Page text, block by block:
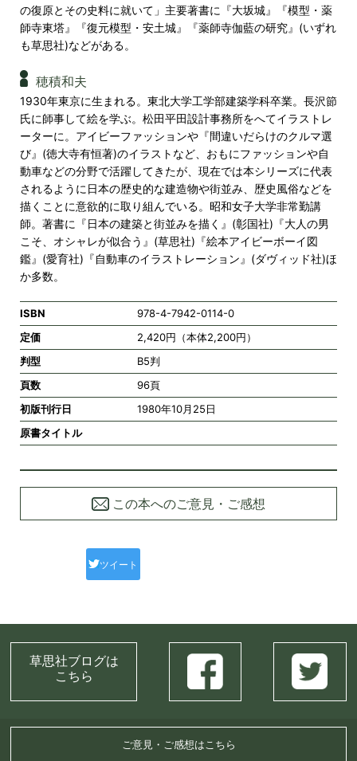
の復原とその史料に就いて」主要著書に『大坂城』『模型・薬
師寺東塔』『復元模型・安土城』『薬師寺伽藍の研究』(いずれ
も草思社)などがある。
穂積和夫
1930年東京に生まれる。東北大学工学部建築学科卒業。長沢節
氏に師事して絵を学ぶ。松田平田設計事務所をへてイラストレ
ーターに。アイビーファッションや『間違いだらけのクルマ選
び』(徳大寺有恒著)のイラストなど、おもにファッションや自
動車などの分野で活躍してきたが、現在では本シリーズに代表
されるように日本の歴史的な建造物や街並み、歴史風俗などを
描くことに意欲的に取り組んでいる。昭和女子大学非常勤講
師。著書に『日本の建築と街並みを描く』(彰国社)『大人の男
こそ、オシャレが似合う』(草思社)『絵本アイビーボーイ図
鑑』(愛育社)『自動車のイラストレーション』(ダヴィッド社)ほ
か多数。
ISBN
978-4-7942-0114-0
定価
2,420円（本体2,200円）
判型
B5判
頁数
96頁
初版刊行日
1980年10月25日
原書タイトル
この本へのご意見・ご感想
ツイート
草思社ブログは
こちら
ご意見・ご感想はこちら